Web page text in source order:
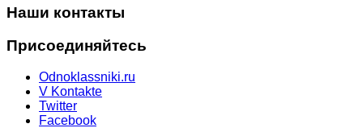
Наши контакты
Присоединяйтесь
Odnoklassniki.ru
V Kontakte
Twitter
Facebook